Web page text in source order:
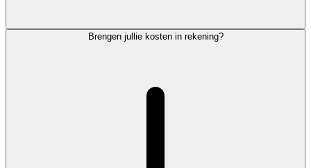
Brengen jullie kosten in rekening?